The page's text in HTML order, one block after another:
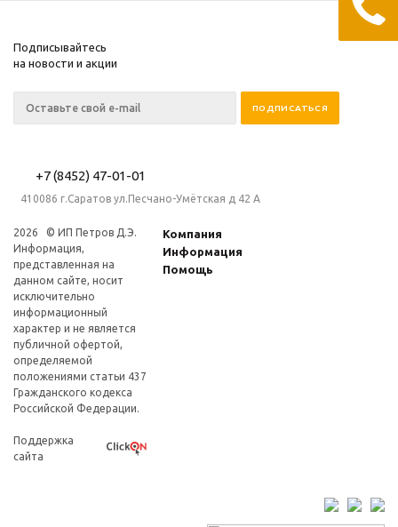
Подписывайтесь
на новости и акции
+7 (8452) 47-01-01
410086 г.Саратов ул.Песчано-Умётская д 42 А
2026 © ИП Петров Д.Э.
Информация,
представленная на
данном сайте, носит
исключительно
информационный
характер и не является
публичной офертой,
определяемой
положениями статьи 437
Гражданского кодекса
Российской Федерации.
Поддержка
сайта
Компания
Информация
Помощь